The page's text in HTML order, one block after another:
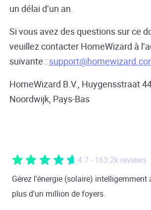
un délai d’un an.
Si vous avez des questions sur ce
veuillez contacter HomeWizard à
suivante :
HomeWizard B.V., Huygensstraat
Noordwijk, Pays-Bas
4.7 - 163.2k reviews
Gérez l'énergie (solaire) intelligemment
plus d'un million de foyers.